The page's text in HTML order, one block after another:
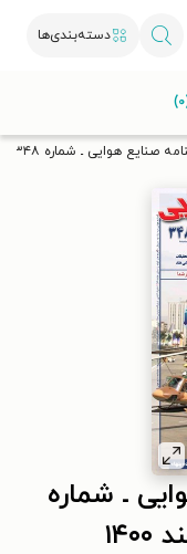
دسته‌بندی‌ها
هوایی ـ‌ شماره ۳۴۸ ـ بهمن و اسفند ۱۴۰۰
ـ‌ شماره